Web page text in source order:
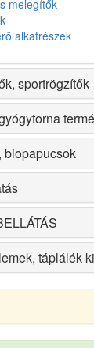
melegítők
alkatrészek
sportrögzítők
biopapucsok
táplálék